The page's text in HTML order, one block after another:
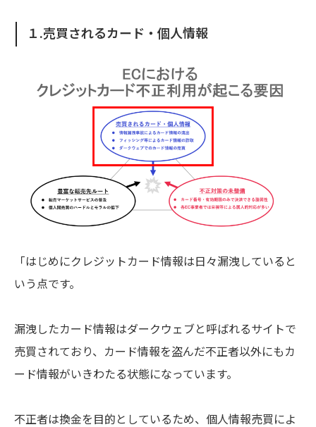
１.売買されるカード・個人情報
「はじめにクレジットカード情報は日々漏洩していると
いう点です。
漏洩したカード情報はダークウェブと呼ばれるサイトで
売買されており、カード情報を盗んだ不正者以外にもカ
ード情報がいきわたる状態になっています。
不正者は換金を目的としているため、個人情報売買によ